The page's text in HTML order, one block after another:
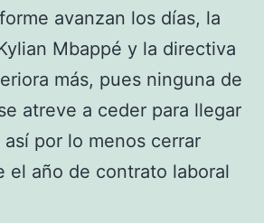
avanzan los días, la
Mbappé y la directiva
más, pues ninguna de
atreve a ceder para llegar
por lo menos cerrar
el año de contrato laboral